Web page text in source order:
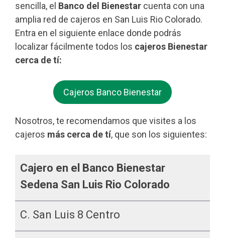
sencilla, el Banco del Bienestar cuenta con una
amplia red de cajeros en San Luis Rio Colorado.
Entra en el siguiente enlace donde podrás
localizar fácilmente todos los cajeros Bienestar
cerca de tí:
Cajeros Banco Bienestar
Nosotros, te recomendamos que visites a los
cajeros más cerca de tí, que son los siguientes:
Cajero en el Banco Bienestar
Sedena San Luis Rio Colorado
C. San Luis 8 Centro